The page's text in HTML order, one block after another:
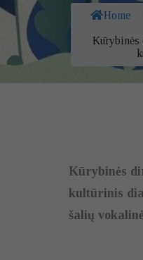
Home
Kūrybinės
Kūrybinės
kultūrinis
šalių